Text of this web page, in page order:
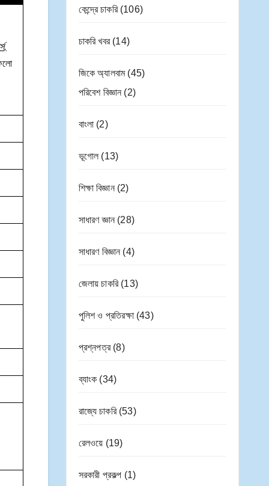
,
কেন্দ্রে চাকরি(106)
চাকরি খবর(14)
জিকে অ্যালবাম(45)
পরিবেশ বিজ্ঞান (2)
বাংলা(2)
ভূগোল (13)
শিক্ষা বিজ্ঞান(2)
সাধারণ জ্ঞান(28)
সাধারণ বিজ্ঞান (4)
জেলায় চাকরি(13)
পুলিশ ও প্রতিরক্ষা(43)
প্রশ্নপত্র(8)
ব্যাংক (34)
রাজ্যে চাকরি(53)
রেলওয়ে (19)
সরকারী প্রকল্প (1)